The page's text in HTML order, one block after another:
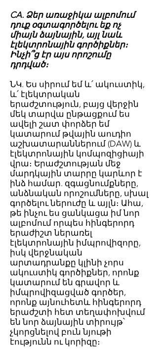
CA. Ձեր առաջիկա ալբոմում
դուք օգտագործելու եք ոչ
միայն ձայնային, այլ նաև
էլեկտրոնային գործիքներ։
Ինչի՞ց էր այս որոշումը
դրդված։
ՆԿ. Ես սիրում եմ և՛ ակուստիկ,
և՛ էլեկտրական
երաժշտություն, բայց վերջին
մեկ տարվա ընթացքում ես
ավելի շատ փորձեր եմ
կատարում թվային աուդիո
աշխատարաններում (DAW) և
էլեկտրոնային կոմպոզիցիայի
վրա։ Երաժշտության մեջ
մարդկային տարրը կարևոր է
ինձ համար. զգացնումքները,
անձնական որոշումները, սխալ
գործելու ներուժը և այլն։ Ահա,
թե ինչու ես ցանկացա իմ նոր
ալբոմում որպես հինգերորդ
երաժիշտ ներառել
էլեկտրոնային իմպրովիզորը,
իսկ վերջնական
արտադրանքը կլինի չորս
ակուստիկ գործիքներ, որոնք
կատարում են գրավոր և
իմպրովիզացված գործեր,
որոնք այնուհետև հինգերորդ
երաժշտի հետ տեղափոխվում
են նոր ձայնային տիրույթ՝
չկորցնելով բուն նյութի
էությունն ու կորիզը։